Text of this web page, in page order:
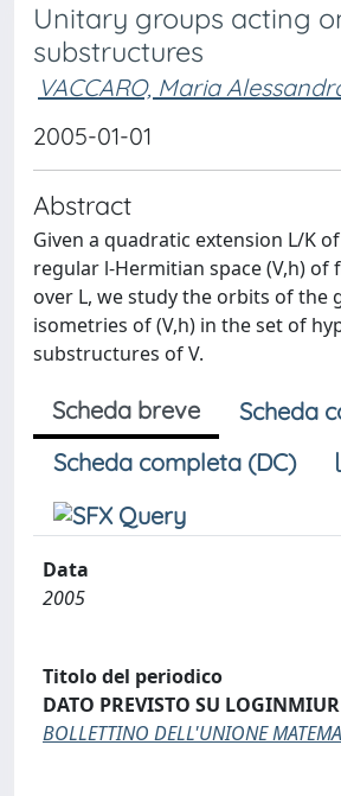
Unitary groups acting
substructures
VACCARO, Maria
2005-01-01
Abstract
Given a quadratic extension L/K
regular l-Hermitian space (V,h) of
over L, we study the orbits of the
isometries of (V,h) in the set of
substructures of V.
Scheda breve
Scheda
Scheda completa (DC)
Data
2005
Titolo del periodico
DATO PREVISTO SU LOGINMIUR
BOLLETTINO DELL'UNIONE